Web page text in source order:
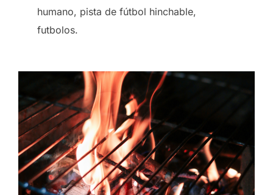
humano, pista de fútbol hinchable,
futbolos.